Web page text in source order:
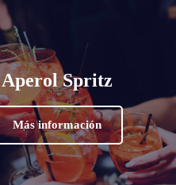
Aperol Spritz
Más información